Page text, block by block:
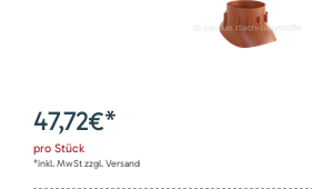
47,72€*
pro Stück
*inkl. MwSt zzgl. Versand